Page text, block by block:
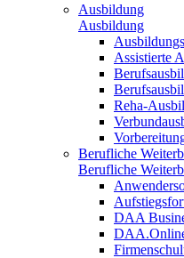
Ausbildung
Ausbildung
Assistierte
Reha-
Berufliche
Berufliche
DAA